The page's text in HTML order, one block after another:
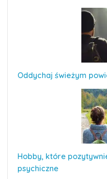
Oddychaj świeżym
Hobby, które
psychiczne